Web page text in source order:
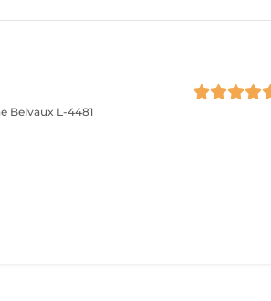
Belvaux L-4481